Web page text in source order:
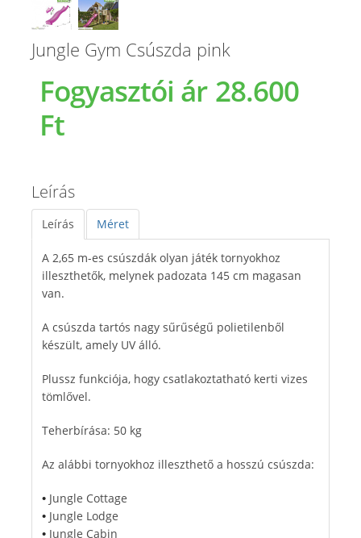
Jungle Gym Csúszda pink
Fogyasztói ár 28.600
Ft
Leírás
Leírás Méret
A 2,65 m-es csúszdák olyan játék tornyokhoz
illeszthetők, melynek padozata 145 cm magasan
van.
A csúszda tartós nagy sűrűségű polietilenből
készült, amely UV álló.
Plussz funkciója, hogy csatlakoztatható kerti vizes
tömlővel.
Teherbírása: 50 kg
Az alábbi tornyokhoz illeszthető a hosszú csúszda:
• Jungle Cottage
• Jungle Lodge
• Jungle Cabin